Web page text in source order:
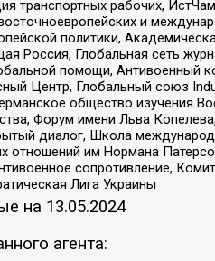
транспортных рабочих,
и
политики,
Россия, Глобальная сеть
помощи, Антивоенный
Центр, Глобальный союз
общество изучения
Форум имени Льва
диалог, Школа
им Нормана
сопротивление,
Лига Украины
на 13.05.2024
агента: